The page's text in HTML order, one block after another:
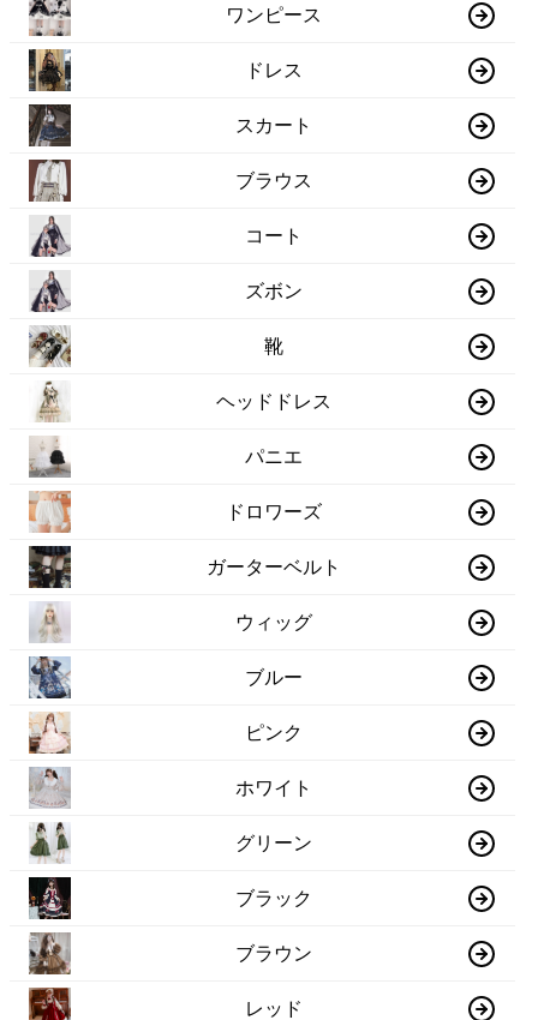
ワンピース
ドレス
スカート
ブラウス
コート
ズボン
靴
ヘッドドレス
パニエ
ドロワーズ
ガーターベルト
ウィッグ
ブルー
ピンク
ホワイト
グリーン
ブラック
ブラウン
レッド